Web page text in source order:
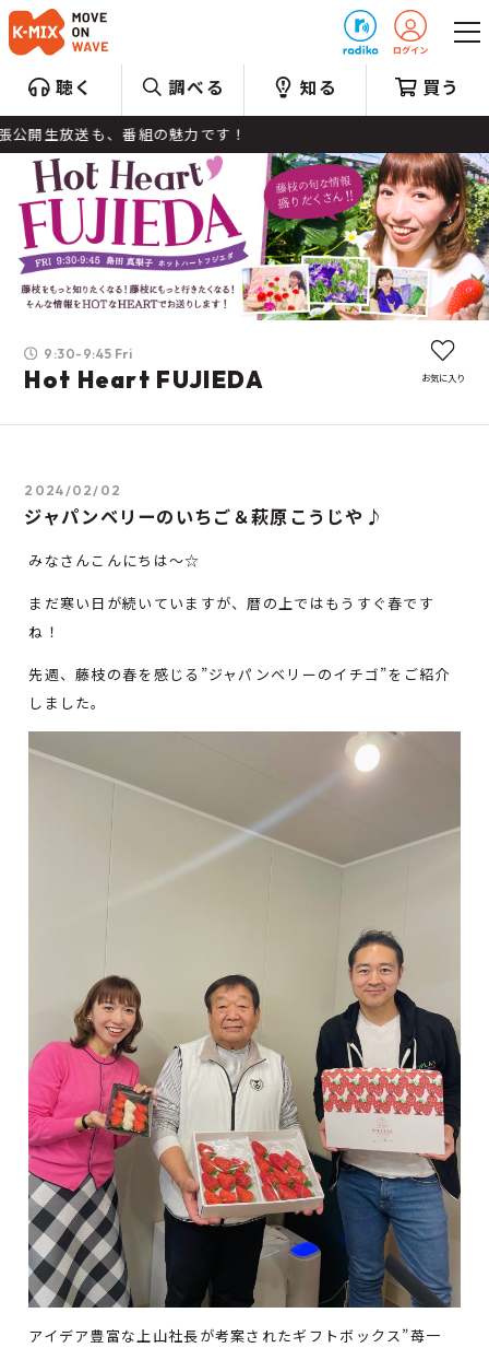
聴く 調べる 知る 買う
放送も、番組の魅力です！
9:30-9:45 Fri
Hot Heart FUJIEDA お気に入り
2024/02/02
ジャパンベリーのいちご＆萩原こうじや♪
みなさんこんにちは～☆
まだ寒い日が続いていますが、暦の上ではもうすぐ春です
ね！
先週、藤枝の春を感じる”ジャパンベリーのイチゴ”をご紹介
しました。
アイデア豊富な上山社長が考案されたギフトボックス”苺一